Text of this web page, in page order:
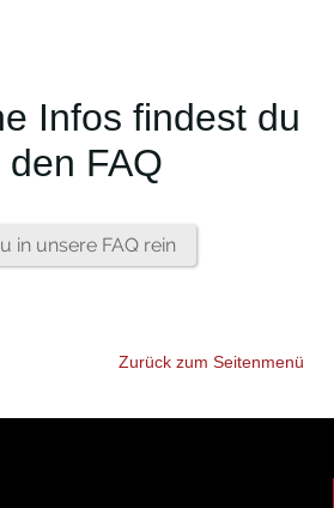
Infos findest du
den FAQ
in unsere FAQ rein
Zurück zum Seitenmenü